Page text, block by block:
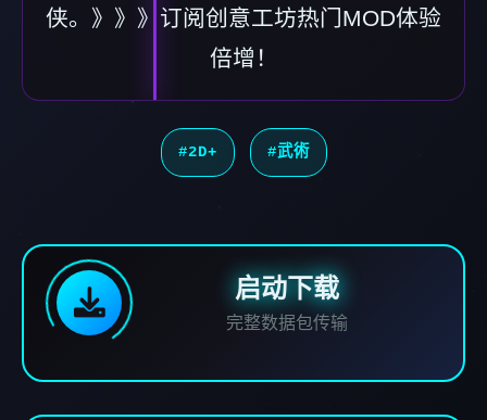
侠。》》》订阅创意工坊热门MOD体验
倍增！
#2D+ #武術
启动下载
完整数据包传输